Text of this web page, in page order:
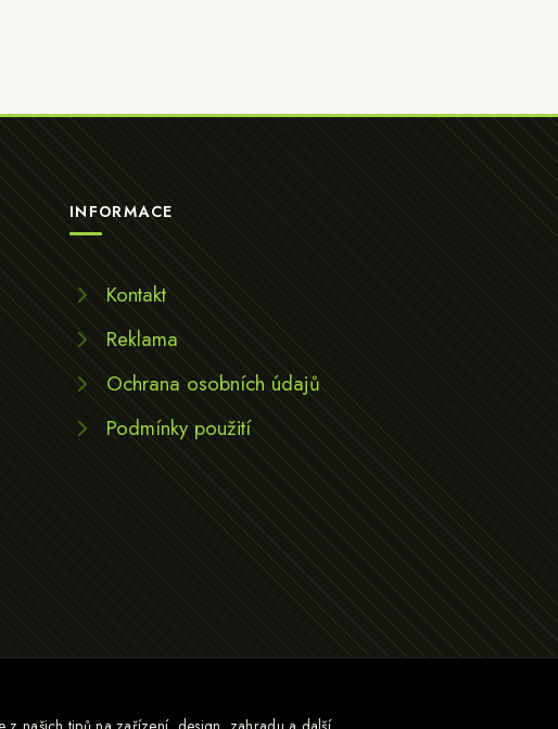
INFORMACE
Kontakt
Reklama
Ochrana osobních údajů
Podmínky použití